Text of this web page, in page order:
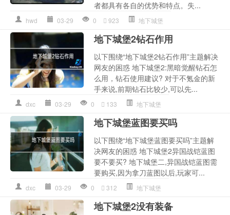
者都具有各自的优势和特点。失...
hwd 03-29 0 923 地下城堡
地下城堡2钻石作用
以下围绕“地下城堡2钻石作用”主题解决
网友的困惑 地下城堡2:黑暗觉醒钻石怎
么用，钻石使用建议? 对于不氪金的新
手来说,前期钻石比较少,可以先...
dxc 03-29 0 133 地下城堡
地下城堡蓝图要买吗
以下围绕“地下城堡蓝图要买吗”主题解
决网友的困惑 地下城堡2异国战铠蓝图
要不要买? 地下城堡二,异国战铠蓝图需
要购买,因为拿刀蓝图以后,玩家可...
dxc 03-29 0 312 地下城堡
地下城堡2没有装备